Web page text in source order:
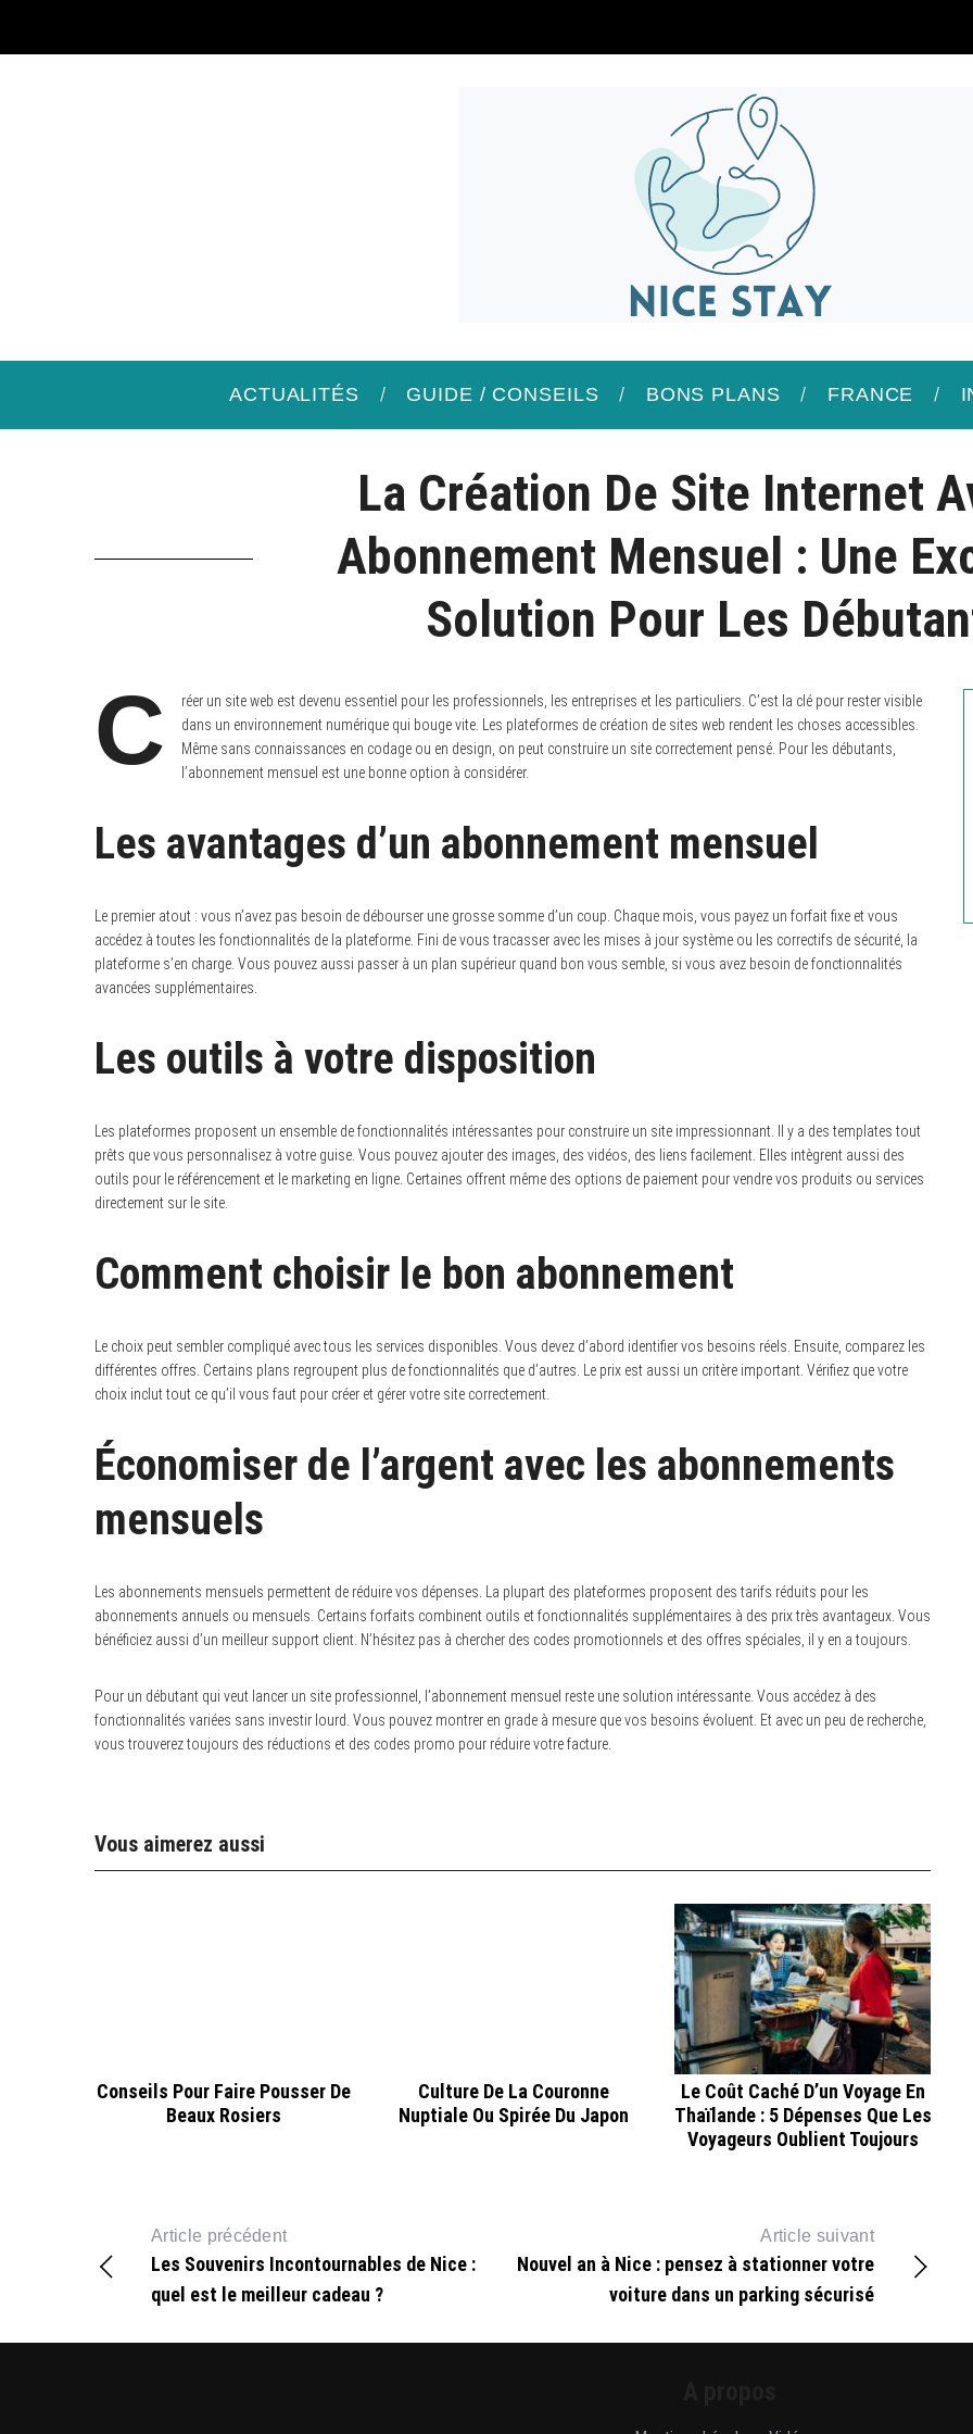
ACTUALITÉS GUIDE / CONSEILS BONS PLANS FRANCE
La Création De Site Internet
Abonnement Mensuel : Une
Solution Pour Les
C
réer un site web est devenu essentiel pour les professionnels, les entreprises et les particuliers. C’est la clé pour rester visible
dans un environnement numérique qui bouge vite. Les plateformes de création de sites web rendent les choses accessibles.
Même sans connaissances en codage ou en design, on peut construire un site correctement pensé. Pour les débutants,
l’abonnement mensuel est une bonne option à considérer.
Les avantages d’un abonnement mensuel
Le premier atout : vous n’avez pas besoin de débourser une grosse somme d’un coup. Chaque mois, vous payez un forfait fixe et vous
accédez à toutes les fonctionnalités de la plateforme. Fini de vous tracasser avec les mises à jour système ou les correctifs de sécurité, la
plateforme s’en charge. Vous pouvez aussi passer à un plan supérieur quand bon vous semble, si vous avez besoin de fonctionnalités
avancées supplémentaires.
Les outils à votre disposition
Les plateformes proposent un ensemble de fonctionnalités intéressantes pour construire un site impressionnant. Il y a des templates tout
prêts que vous personnalisez à votre guise. Vous pouvez ajouter des images, des vidéos, des liens facilement. Elles intègrent aussi des
outils pour le référencement et le marketing en ligne. Certaines offrent même des options de paiement pour vendre vos produits ou services
directement sur le site.
Comment choisir le bon abonnement
Le choix peut sembler compliqué avec tous les services disponibles. Vous devez d’abord identifier vos besoins réels. Ensuite, comparez les
différentes offres. Certains plans regroupent plus de fonctionnalités que d’autres. Le prix est aussi un critère important. Vérifiez que votre
choix inclut tout ce qu’il vous faut pour créer et gérer votre site correctement.
Économiser de l’argent avec les abonnements
mensuels
Les abonnements mensuels permettent de réduire vos dépenses. La plupart des plateformes proposent des tarifs réduits pour les
abonnements annuels ou mensuels. Certains forfaits combinent outils et fonctionnalités supplémentaires à des prix très avantageux. Vous
bénéficiez aussi d’un meilleur support client. N’hésitez pas à chercher des codes promotionnels et des offres spéciales, il y en a toujours.
Pour un débutant qui veut lancer un site professionnel, l’abonnement mensuel reste une solution intéressante. Vous accédez à des
fonctionnalités variées sans investir lourd. Vous pouvez montrer en grade à mesure que vos besoins évoluent. Et avec un peu de recherche,
vous trouverez toujours des réductions et des codes promo pour réduire votre facture.
Vous aimerez aussi
Conseils Pour Faire Pousser De
Beaux Rosiers
Culture De La Couronne
Nuptiale Ou Spirée Du Japon
Le Coût Caché D’un Voyage En
Thaïlande : 5 Dépenses Que Les
Voyageurs Oublient Toujours
Article précédent
Les Souvenirs Incontournables de Nice :
quel est le meilleur cadeau ?
Article suivant
Nouvel an à Nice : pensez à stationner votre
voiture dans un parking sécurisé
a
r
h
f